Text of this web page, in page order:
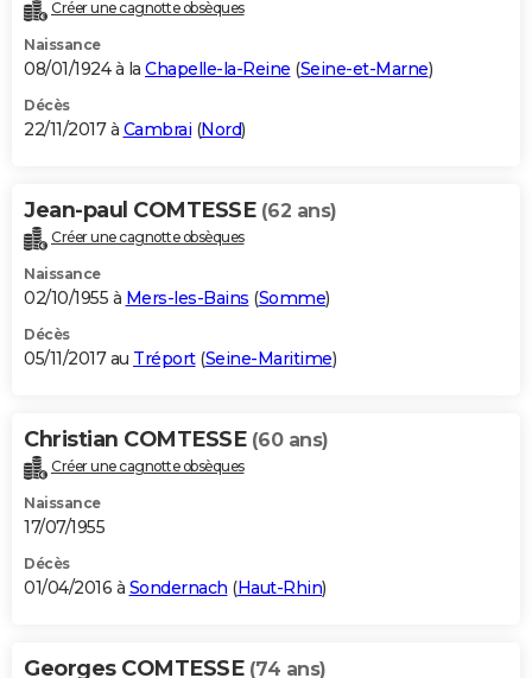
Créer une cagnotte obsèques
Naissance
08/01/1924 à la Chapelle-la-Reine (Seine-et-Marne)
Décès
22/11/2017 à Cambrai (Nord)
Jean-paul COMTESSE (62 ans)
Créer une cagnotte obsèques
Naissance
02/10/1955 à Mers-les-Bains (Somme)
Décès
05/11/2017 au Tréport(Seine-Maritime)
Christian COMTESSE (60 ans)
Créer une cagnotte obsèques
Naissance
17/07/1955
Décès
01/04/2016 à Sondernach (Haut-Rhin)
Georges COMTESSE (74 ans)